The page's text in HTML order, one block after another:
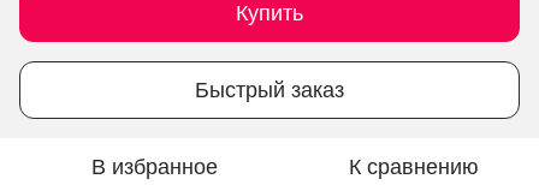
Купить
Быстрый заказ
В избранное К сравнению